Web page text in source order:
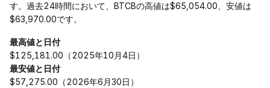
す。過去24時間において、BTCBの高値は$65,054.00、安値は
$63,970.00です。
最高値と日付
$125,181.00（2025年10月4日）
最安値と日付
$57,275.00（2026年6月30日）